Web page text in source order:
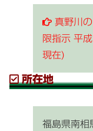
真野川
限指示 平
現在)
所在地
福島県南相